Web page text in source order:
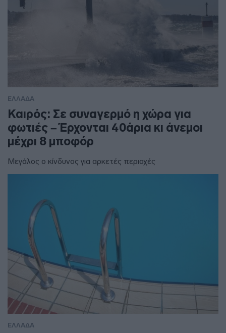
ΕΛΛΑΔΑ
Καιρός: Σε συναγερμό η χώρα για
φωτιές – Έρχονται 40άρια κι άνεμοι
μέχρι 8 μποφόρ
Μεγάλος ο κίνδυνος για αρκετές περιοχές
ΕΛΛΑΔΑ